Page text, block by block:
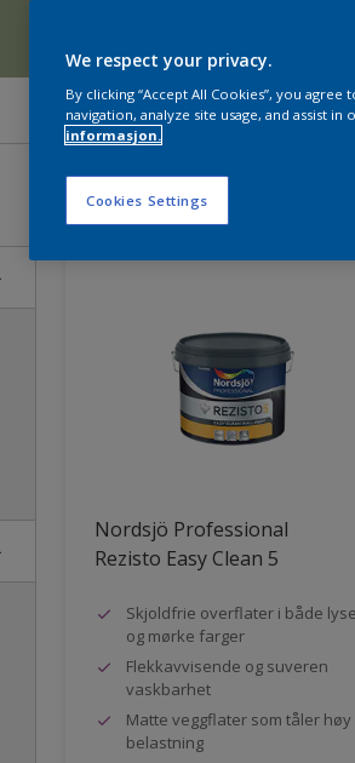
36produkter funnet
Nordsjö Professional
Rezisto Easy Clean 5
Skjoldfrie overflater i både lyse
og mørke farger
Flekkavvisende og suveren
vaskbarhet
Matte veggflater som tåler høy
belastning
We respect your privacy.
By clicking “Accept All Cookies”, you
navigation, analyze site usage, and assist
informasjon.
Cookies Settings